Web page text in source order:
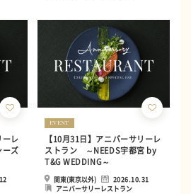
ーレ
ズ
EVENT
【10月31日】アニバーサリーレ
ストラン ～NEEDS宇都宮 by
T&G WEDDING～
関東(東京以外)
2026.10.31
アニバーサリーレストラン